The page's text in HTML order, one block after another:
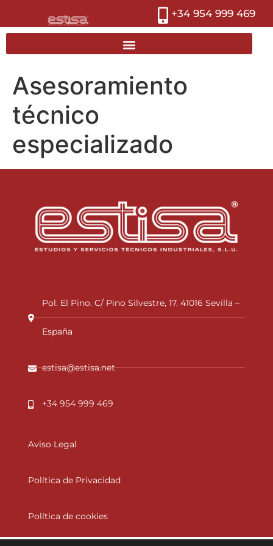
+34 954 999 469
Asesoramiento
técnico
especializado
Pol. El Pino. C/ Pino Silvestre, 17. 41016 Sevilla –
España
estisa@estisa.net
+34 954 999 469
Aviso Legal
Política de Privacidad
Política de cookies